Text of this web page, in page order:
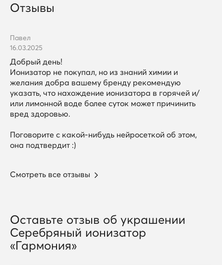
Отзывы
Павел
16.03.2025
Добрый день!
Ионизатор не покупал, но из знаний химии и
желания добра вашему бренду рекомендую
указать, что нахождение ионизатора в горячей и/
или лимонной воде более суток может причинить
вред здоровью.
Поговорите с какой-нибудь нейросеткой об этом,
она подтвердит :)
Смотреть все отзывы
Оставьте отзыв об украшении
Серебряный ионизатор
«Гармония»